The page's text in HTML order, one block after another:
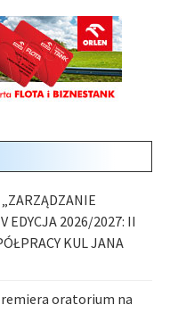
EDYCJA 2026/2027: II
KUL JANA
oratorium na